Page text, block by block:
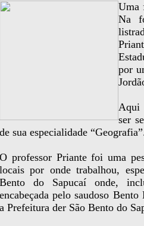
Uma
Na
por
Aqui
ser
de sua especialidade
O professor Priante foi uma
locais por onde trabalhou,
Bento do Sapucaí onde,
encabeçada pelo saudoso
a Prefeitura der São Bento do